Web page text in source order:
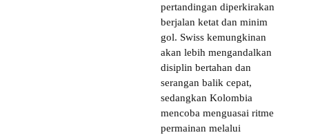
pertandingan diperkirakan
berjalan ketat dan minim
gol. Swiss kemungkinan
akan lebih mengandalkan
disiplin bertahan dan
serangan balik cepat,
sedangkan Kolombia
mencoba menguasai ritme
permainan melalui